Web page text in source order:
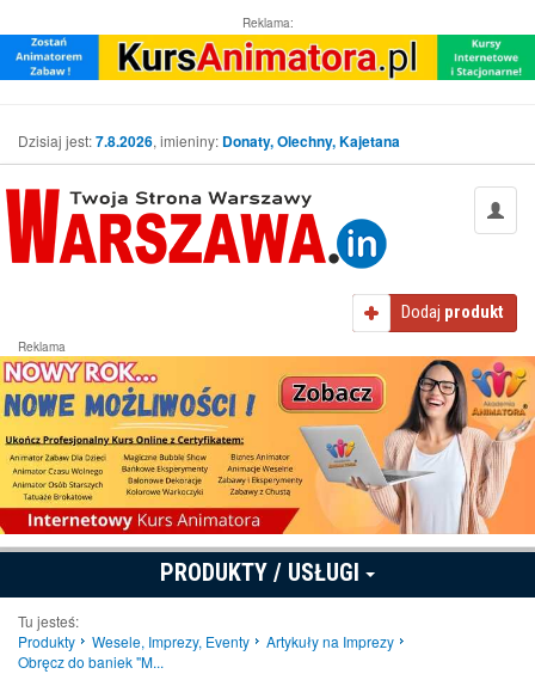
Reklama:
Dzisiaj jest:7.8.2026, imieniny: Donaty, Olechny, Kajetana
Dodaj produkt
Reklama
PRODUKTY / USŁUGI
Tu jesteś:
Produkty
Wesele, Imprezy, Eventy
Artykuły na Imprezy
Obręcz do baniek "M...